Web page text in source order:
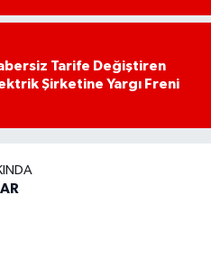
Tarife Değiştiren
Şirketine Yargı Freni